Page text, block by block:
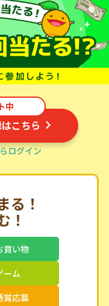
中
こちら
ログイン
る！
！
買い物
ーム
賞応募